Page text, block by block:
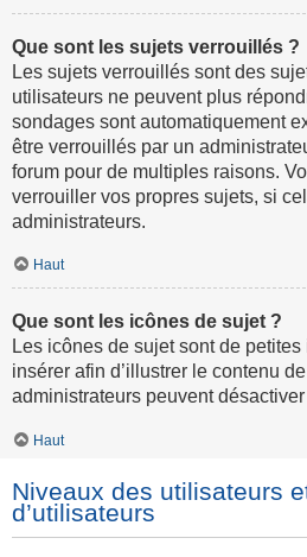
Que sont les sujets verrouillés ?
Les sujets verrouillés sont des
utilisateurs ne peuvent plus
sondages sont automatiquement
être verrouillés par un
forum pour de multiples raisons.
verrouiller vos propres sujets, si
administrateurs.
Haut
Que sont les icônes de sujet ?
Les icônes de sujet sont de
insérer afin d’illustrer le contenu
administrateurs peuvent
Haut
Niveaux des utilisateurs
d’utilisateurs